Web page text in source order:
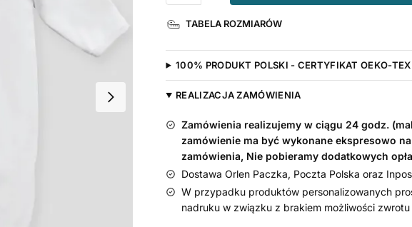
Fajnego
Wujka
śpioszek
niemowlęcy
TABELA ROZMIARÓW
100% PRODUKT POLSKI - CERTYFIKAT OEKO-
REALIZACJA ZAMÓWIENIA
Zamówienia realizujemy w ciągu 24 godz.
zamówienie ma być wykonane ekspresowo
zamówienia, Nie pobieramy dodatkowych
Dostawa Orlen Paczka, Poczta Polska oraz
W przypadku produktów personalizowanych
nadruku w związku z brakiem możliwości zwrotu